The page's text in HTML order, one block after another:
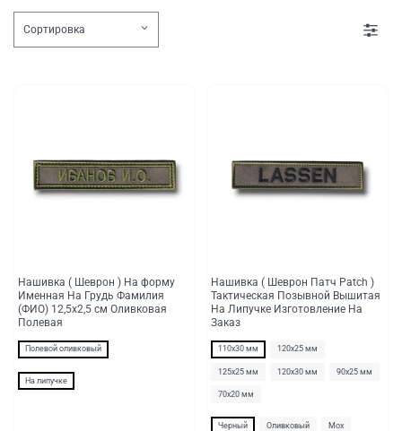
Нашивка ( Шеврон ) На форму
Именная На Грудь Фамилия
(ФИО) 12,5х2,5 см Оливковая
Полевая
Полевой оливковый
На липучке
Нашивка ( Шеврон Патч Patch )
Тактическая Позывной Вышитая
На Липучке Изготовление На
Заказ
110х30 мм 120х25 мм
125х25 мм 120х30 мм 90х25 мм
70х20 мм
Черный Оливковый Мох